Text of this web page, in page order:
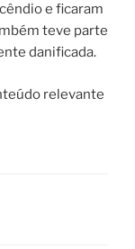
e ficaram
teve parte
danificada.
relevante